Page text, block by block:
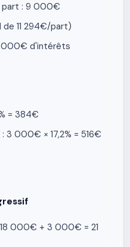
part : 9 000€
de 11 294€/part)
000€ d'intérêts
= 384€
3 000€ × 17,2% = 516€
000€ + 3 000€ = 21